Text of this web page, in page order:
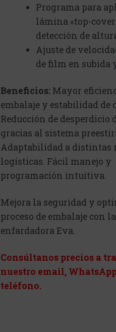
Programa para
lámina «top-
detección de
Ajuste de
de film en subida
Beneficios: Mayor
embalaje y estabilidad de
Reducción de desperdicio
gracias al sistema
Adaptabilidad a distintas
logísticas. Fácil manejo y
programación intuitiva.
Mejora la seguridad y
proceso de embalaje con la
enfardadora Eva.
Consúltanos precios a
nuestro email,
teléfono.